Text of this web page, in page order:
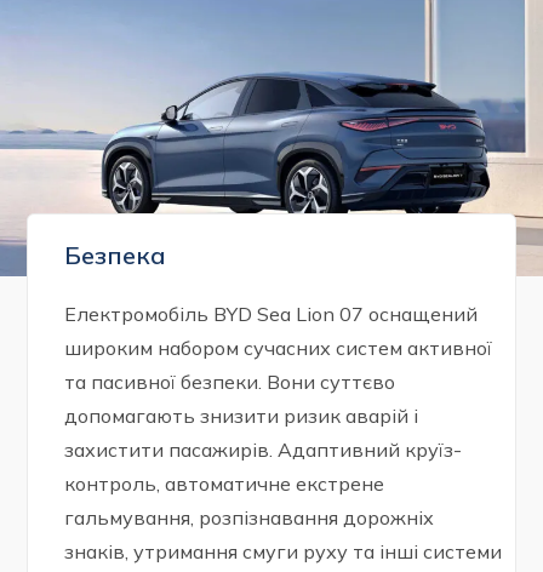
Безпека
Електромобіль BYD Sea Lion 07 оснащений
широким набором сучасних систем активної
та пасивної безпеки. Вони суттєво
допомагають знизити ризик аварій і
захистити пасажирів. Адаптивний круїз-
контроль, автоматичне екстрене
гальмування, розпізнавання дорожніх
знаків, утримання смуги руху та інші системи